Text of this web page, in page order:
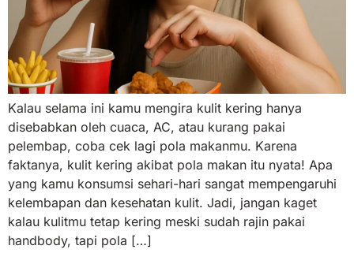
Kalau selama ini kamu mengira kulit kering hanya
disebabkan oleh cuaca, AC, atau kurang pakai
pelembap, coba cek lagi pola makanmu. Karena
faktanya, kulit kering akibat pola makan itu nyata! Apa
yang kamu konsumsi sehari-hari sangat mempengaruhi
kelembapan dan kesehatan kulit. Jadi, jangan kaget
kalau kulitmu tetap kering meski sudah rajin pakai
handbody, tapi pola […]